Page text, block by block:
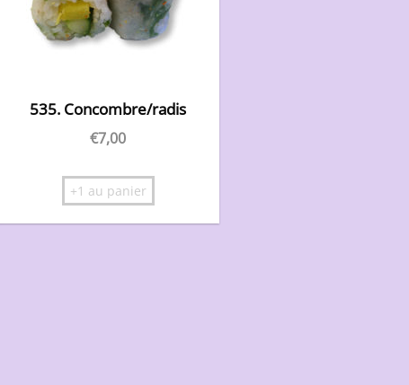
535. Concombre/radis
€7,00
+1 au panier